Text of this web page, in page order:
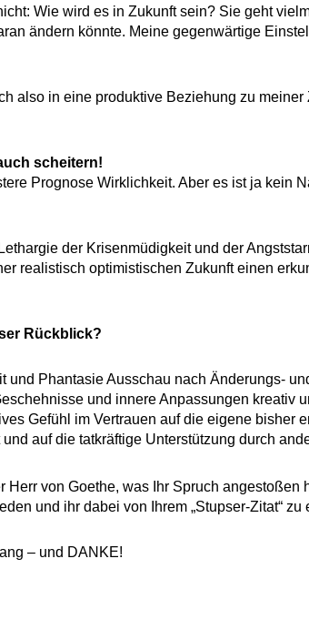
Wie wird es in Zukunft sein? Sie geht
ändern könnte. Meine gegenwärtige
also in eine produktive Beziehung zu
scheitern!
Prognose Wirklichkeit. Aber es ist ja kein
der Krisenmüdigkeit und der
realistisch optimistischen Zukunft einen
Rückblick?
und Phantasie Ausschau nach Änderungs-
und innere Anpassungen kreativ
Gefühl im Vertrauen auf die eigene bisher
auf die tatkräftige Unterstützung durch
Herr von Goethe, was Ihr Spruch
und ihr dabei von Ihrem „Stupser-Zitat“ zu
– und DANKE!